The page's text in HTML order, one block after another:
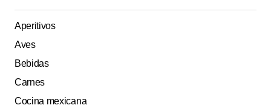
Aperitivos
Aves
Bebidas
Carnes
Cocina mexicana